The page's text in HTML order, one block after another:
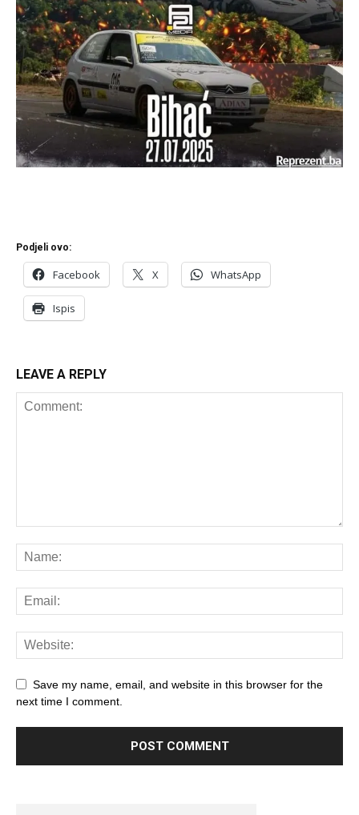
Podjeli ovo:
Facebook X WhatsApp
Ispis
LEAVE A REPLY
Save my name, email, and website in this browser for the
next time I comment.